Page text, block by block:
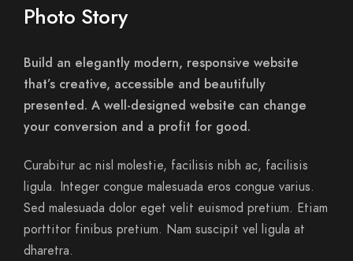
Photo Story
Build an elegantly modern, responsive website
that’s creative, accessible and beautifully
presented. A well-designed website can change
your conversion and a profit for good.
Curabitur ac nisl molestie, facilisis nibh ac, facilisis
ligula. Integer congue malesuada eros congue varius.
Sed malesuada dolor eget velit euismod pretium. Etiam
porttitor finibus pretium. Nam suscipit vel ligula at
dharetra.